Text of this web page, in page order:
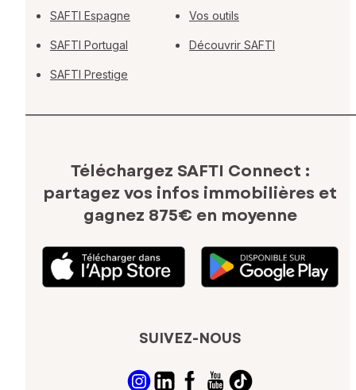
SAFTI Espagne
SAFTI Portugal
SAFTI Prestige
Vos outils
Découvrir SAFTI
Téléchargez SAFTI Connect :
partagez vos infos immobilières et
gagnez 875€ en moyenne
SUIVEZ-NOUS